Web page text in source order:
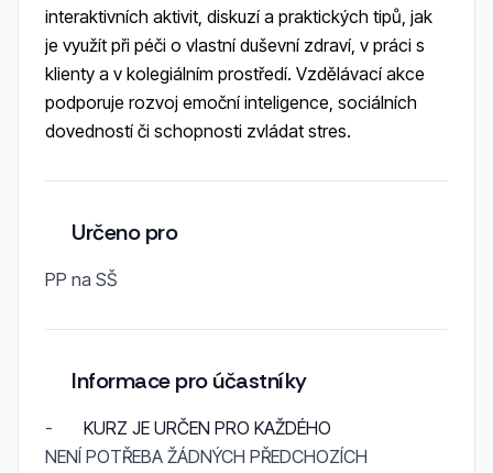
interaktivních aktivit, diskuzí a praktických tipů, jak
je využít při péči o vlastní duševní zdraví, v práci s
klienty a v kolegiálním prostředí. Vzdělávací akce
podporuje rozvoj emoční inteligence, sociálních
dovedností či schopnosti zvládat stres.
Určeno pro
PP na SŠ
Informace pro účastníky
- KURZ JE URČEN PRO KAŽDÉHO
NENÍ POTŘEBA ŽÁDNÝCH PŘEDCHOZÍCH